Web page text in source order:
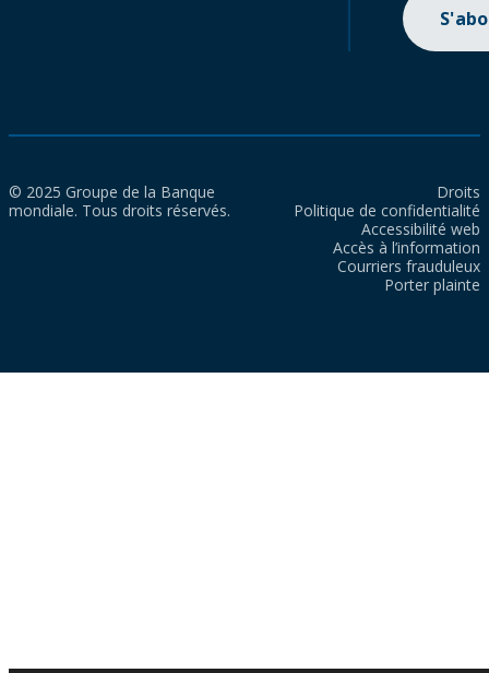
© 2025 Groupe de la Banque
mondiale. Tous droits réservés.
Droits
Politique de confidentialité
Accessibilité web
Accès à l’information
Courriers frauduleux
Porter plainte